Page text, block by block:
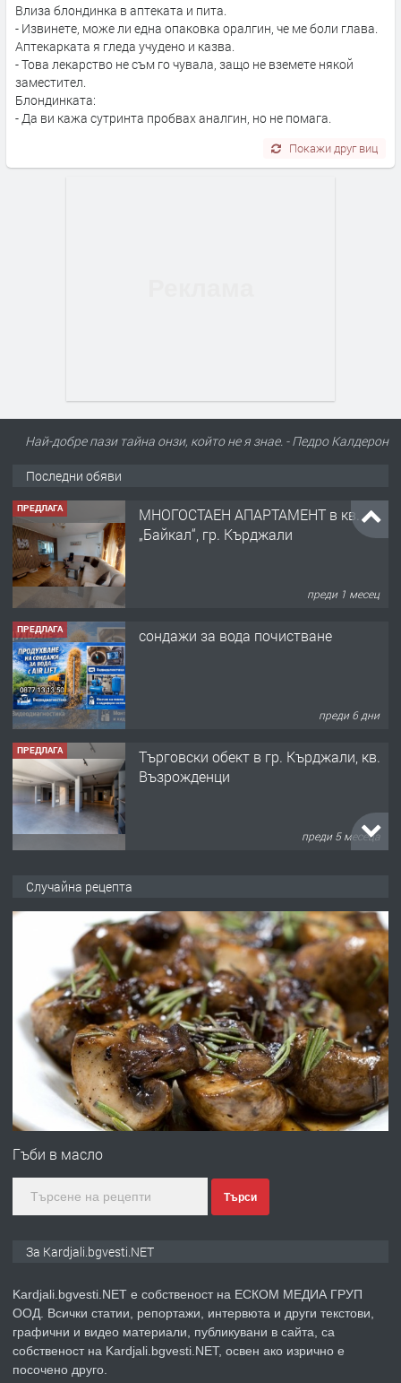
Влиза блондинка в аптеката и пита.
- Извинете, може ли една опаковка оралгин, че ме боли глава.
Аптекарката я гледа учудено и казва.
- Това лекарство не съм го чувала, защо не вземете някой
заместител.
Блондинката:
- Да ви кажа сутринта пробвах аналгин, но не помага.
Покажи друг виц
Най-добре пази тайна онзи, който не я знае. - Педро Калдерон
Последни обяви
ПРЕДЛАГА
МНОГОСТАЕН АПАРТАМЕНТ в кв.
„Байкал“, гр. Кърджали
преди 1 месец
ПРЕДЛАГА сондажи за вода почистване
преди 6 дни
ПРЕДЛАГА
Tърговски обект в гр. Кърджали, кв.
Възрожденци
преди 5 месеца
преди 6 месеца
ПРЕДЛАГА
Заведение /ресторант, бистро/ в с.
Чакаларово, община Кирково
преди 7 месеца
ПРЕДЛАГА
Гараж под наем в супер център
на язовир Студен кладенец 331м2 |
преди 1 година
ПРЕДЛАГА
Курс
Случайна рецепта
Гъби в масло
Търси
За Kardjali.bgvesti.NET
Kardjali.bgvesti.NET е собственост на ЕСКОМ МЕДИА ГРУП
ООД. Всички статии, репортажи, интервюта и други текстови,
графични и видео материали, публикувани в сайта, са
собственост на Kardjali.bgvesti.NET, освен ако изрично е
посочено друго.